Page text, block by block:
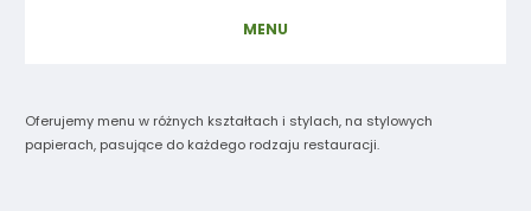
MENU
Oferujemy menu w różnych kształtach i stylach, na stylowych
papierach, pasujące do każdego rodzaju restauracji.